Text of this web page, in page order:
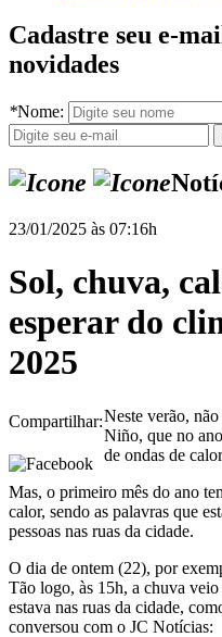
Cadastre seu e-
novidades
*Nome:
23/01/2025 às 07:16h
Sol, chuva,
esperar do
2025
Compartilhar:Neste verão,
Niño, que no
de ondas de
Mas, o primeiro mês do ano
calor, sendo as palavras que
pessoas nas ruas da cidade.
O dia de ontem (22), por
Tão logo, às 15h, a chuva veio
estava nas ruas da cidade,
conversou com o JC Notícias: